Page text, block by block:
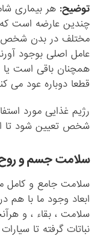
توضیح: هر بیماری
چندین عارضه است
مختلف در بدن شخص
عامل اصلی بوجود
همچنان باقی است یا
قطعا دوباره عود می
رژیم غذایی مورد
شخص تعیین شود تا
سلامت جسم و
سلامت جامع و کامل
ابعاد وجود ما با هم
سلامت ، بقاء ، و
نباتات گرفته تا